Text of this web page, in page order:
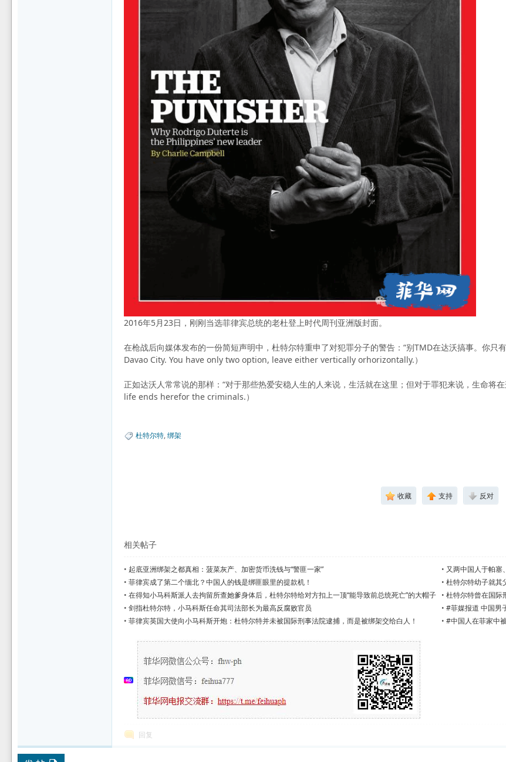
2016年5月23日，刚刚当选菲律宾总统的老杜登上时代周刊亚洲版封面。
在枪战后向媒体发布的一份简短声明中，杜特尔特重申了对犯罪分子的警告：“别TMD在达沃搞事。你
Davao City. You have only two option, leave either vertically orhorizontally.）
正如达沃人常常说的那样：“对于那些热爱安稳人生的人来说，生活就在这里；但对于罪犯来说，生命
life ends herefor the criminals.）
杜特尔特,绑架
收藏 支持 反对
相关帖子
• 起底亚洲绑架之都真相：菠菜灰产、加密货币洗钱与“警匪一家” • 又两中国人于帕塞
•菲律宾成了第二个缅北？中国人的钱是绑匪眼里的提款机！ •杜特尔特幼子就其
•在得知小马科斯派人去拘留所查她爹身体后，杜特尔特给对方扣上一顶“能导致前总统死亡”的大帽子 •杜特尔特曾在国际
•剑指杜特尔特，小马科斯任命其司法部长为最高反腐败官员 •#菲媒报道 中国男
•菲律宾英国大使向小马科斯开炮：杜特尔特并未被国际刑事法院逮捕，而是被绑架交给白人！ •#中国人在菲家中
回复